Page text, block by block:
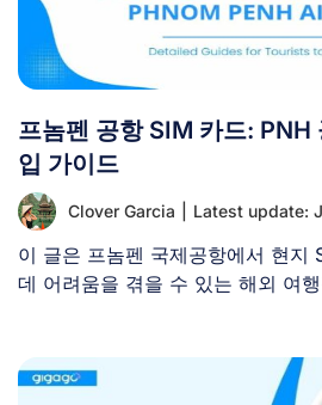
프놈펜 공항 SIM 카드: PNH
입 가이드
Clover Garcia Latest update:
이 글은 프놈펜 국제공항에서 현지
데 어려움을 겪을 수 있는 해외 여